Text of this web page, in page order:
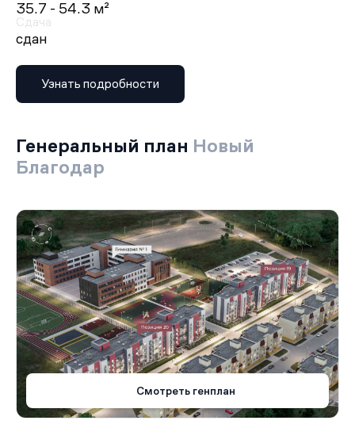
35.7 - 54.3 м²
Сдача
сдан
Узнать подробности
Генеральный план Новый
Благодар
Смотреть генплан